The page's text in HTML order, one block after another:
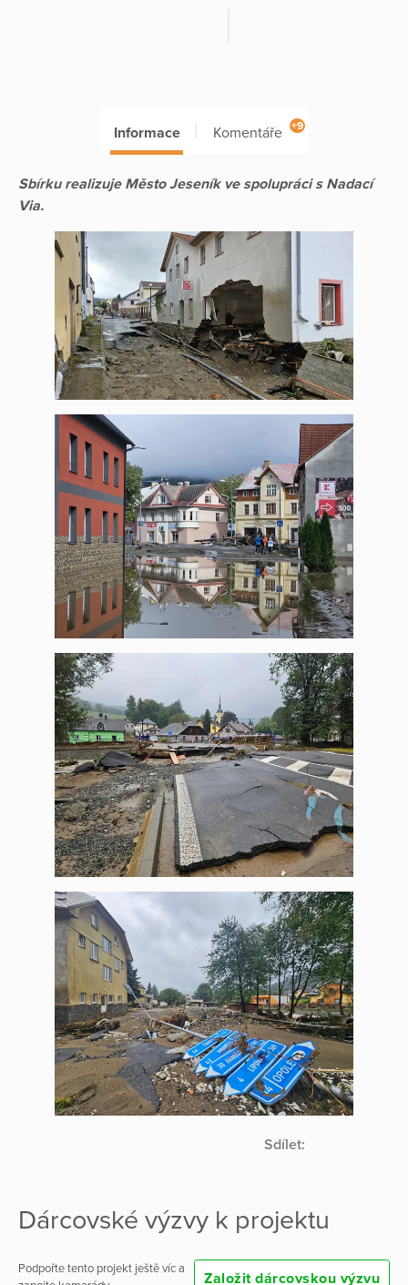
Informace Komentáře +9
Sbírku realizuje Město Jeseník ve spolupráci s Nadací
Via.
Sdílet:
Dárcovské výzvy k projektu
Podpořte tento projekt ještě víc a
Založit dárcovskou výzvu